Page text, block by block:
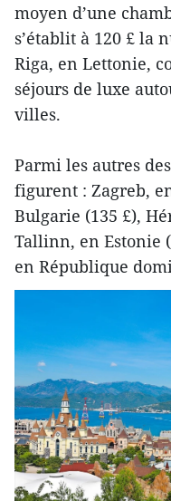
moyen d’une
s’établit à 120 £ la
Riga, en Lettonie,
séjours de luxe
villes.
Parmi les autres
figurent : Zagreb,
Bulgarie (135 £),
Tallinn, en Estonie
en République